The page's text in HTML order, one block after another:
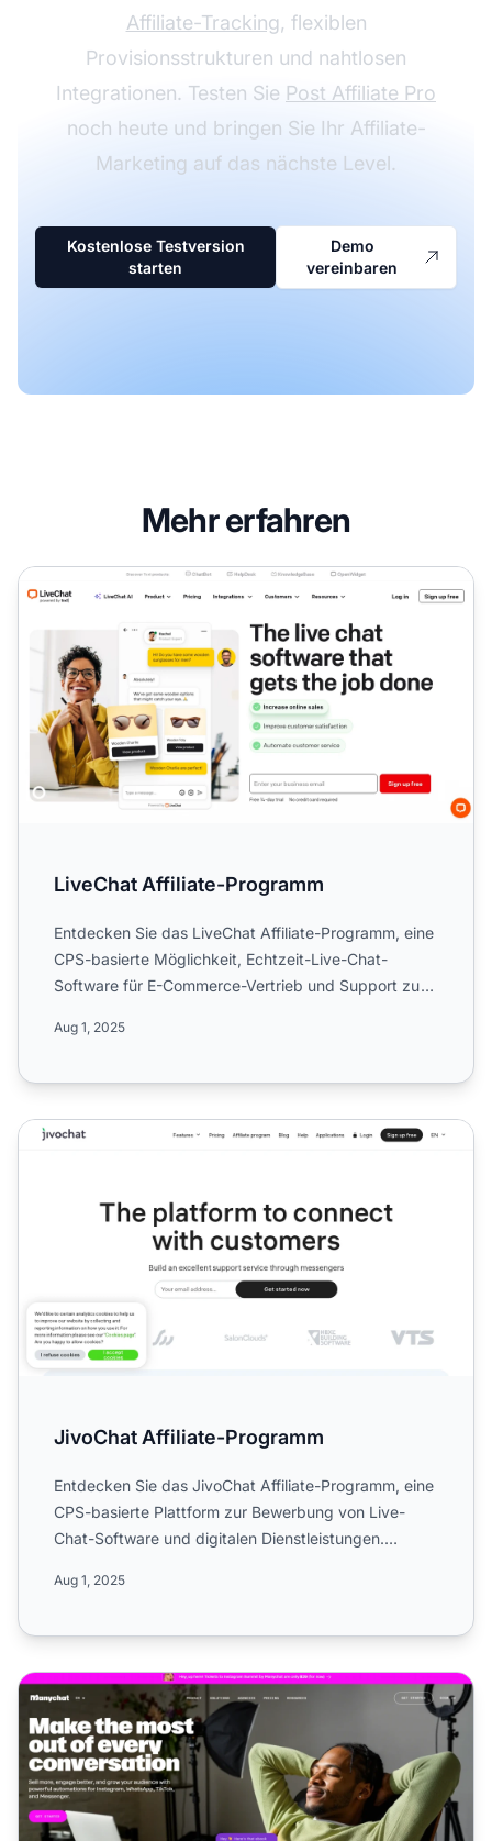
Affiliate-Tracking, flexiblen
Provisionsstrukturen und nahtlosen
Integrationen. Testen Sie Post Affiliate Pro
noch heute und bringen Sie Ihr Affiliate-
Marketing auf das nächste Level.
Kostenlose Testversion
starten
Demo
vereinbaren
Mehr erfahren
LiveChat Affiliate-Programm
LiveChat Affiliate-Programm
Entdecken Sie das LiveChat Affiliate-Programm, eine
CPS-basierte Möglichkeit, Echtzeit-Live-Chat-
Software für E-Commerce-Vertrieb und Support zu
Aug 1, 2025
JivoChat Affiliate-Programm
JivoChat Affiliate-Programm
Entdecken Sie das JivoChat Affiliate-Programm, eine
CPS-basierte Plattform zur Bewerbung von Live-
Chat-Software und digitalen Dienstleistungen.
Aug 1, 2025
Das ManyChat Affiliate-Programm